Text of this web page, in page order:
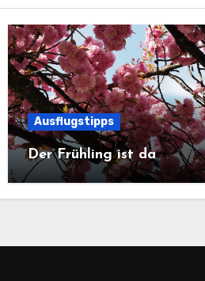
Ausflugstipps
Der Frühling ist da